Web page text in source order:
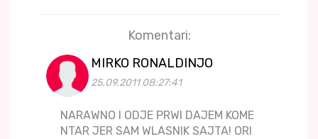
Komentari:
MIRKO RONALDINJO
25.09.2011 08:27:41
NARAWNO I ODJE PRWI DAJEM KOME
NTAR JER SAM WLASNIK SAJTA! ORI